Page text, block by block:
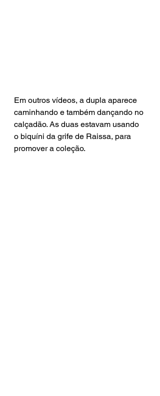
Em outros vídeos, a dupla aparece
caminhando e também dançando no
calçadão. As duas estavam usando
o biquíni da grife de Raissa, para
promover a coleção.